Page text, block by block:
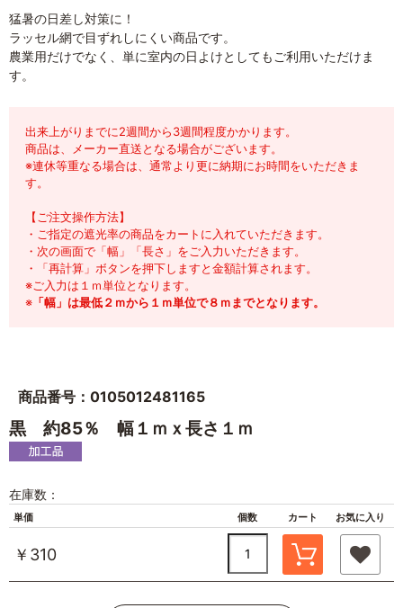
猛暑の日差し対策に！
ラッセル網で目ずれしにくい商品です。
農業用だけでなく、単に室内の日よけとしてもご利用いただけま
す。
出来上がりまでに2週間から3週間程度かかります。
商品は、メーカー直送となる場合がございます。
※連休等重なる場合は、通常より更に納期にお時間をいただきま
す。
【ご注文操作方法】
・ご指定の遮光率の商品をカートに入れていただきます。
・次の画面で「幅」「長さ」をご入力いただきます。
・「再計算」ボタンを押下しますと金額計算されます。
※ご入力は１ｍ単位となります。
※ 「幅」は最低２ｍから１ｍ単位で８ｍまでとなります。
商品番号：0105012481165
黒 約85％ 幅１ｍｘ長さ１ｍ
在庫数：
単価 個数 カート お気に入り
￥310